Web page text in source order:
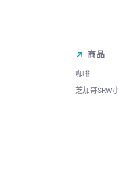
商品
咖啡
芝加哥SRW